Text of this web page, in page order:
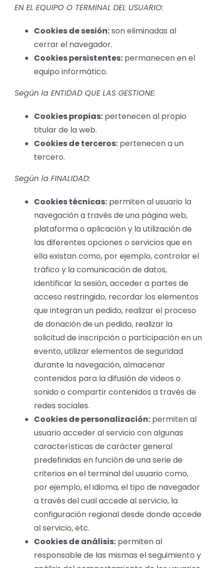
EN EL EQUIPO O TERMINAL DEL USUARIO:
Cookies de sesión:son eliminadas al
cerrar el navegador.
Cookies persistentes: permanecen en el
equipo informático.
Según la ENTIDAD QUE LAS GESTIONE:
Cookies propias: pertenecen al propio
titular de la web.
Cookies de terceros: pertenecen a un
tercero.
Según la FINALIDAD:
Cookies técnicas: permiten al usuario la
navegación a través de una página web,
plataforma o aplicación y la utilización de
las diferentes opciones o servicios que en
ella existan como, por ejemplo, controlar el
tráfico y la comunicación de datos,
identificar la sesión, acceder a partes de
acceso restringido, recordar los elementos
que integran un pedido, realizar el proceso
de donación de un pedido, realizar la
solicitud de inscripción o participación en un
evento, utilizar elementos de seguridad
durante la navegación, almacenar
contenidos para la difusión de videos o
sonido o compartir contenidos a través de
redes sociales.
Cookies de personalización: permiten al
usuario accederal servicio con algunas
características de carácter general
predefinidas en función de una serie de
criterios en el terminal del usuario como,
por ejemplo, el idioma, el tipo de navegador
a través del cual accede al servicio, la
configuración regional desde donde accede
al servicio, etc.
Cookies de análisis: permiten al
responsable de las mismas el seguimiento y